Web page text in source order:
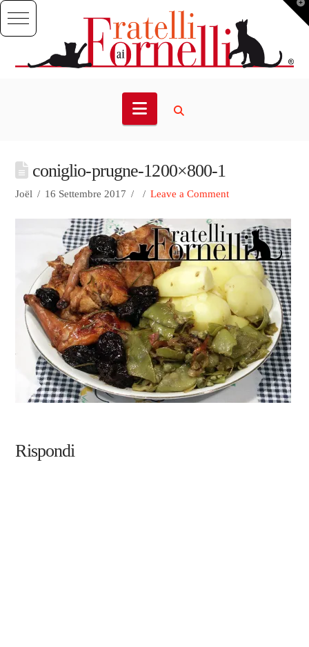
Navigation
coniglio-prugne-1200×800-1
Joël 16 Settembre 2017 Leave a Comment
Rispondi